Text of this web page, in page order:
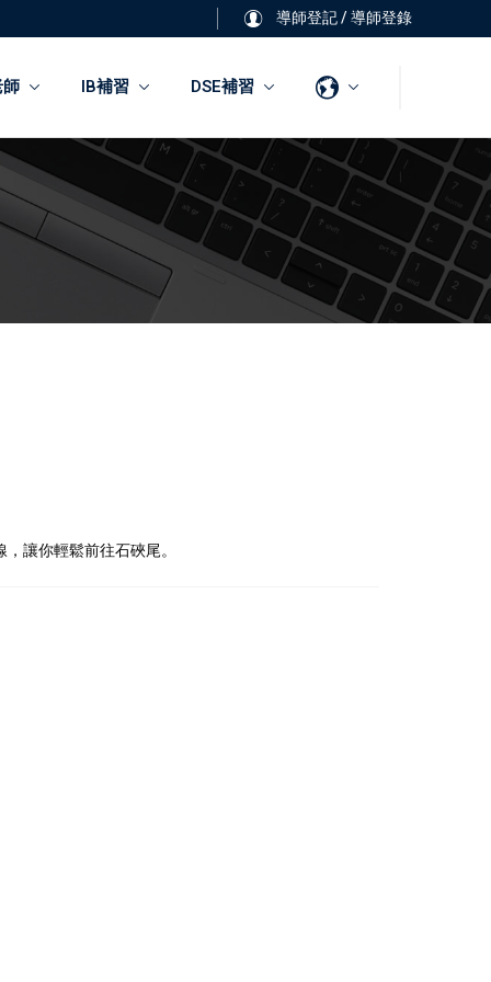
導師登記/導師登錄
IB補習 DSE補習
讓你輕鬆前往石硤尾。